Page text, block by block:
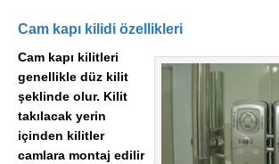
Cam kapı kilidi özellikleri
Cam kapı kilitleri
genellikle düz kilit
şeklinde olur. Kilit
takılacak yerin
içinden kilitler
camlara montaj edilir